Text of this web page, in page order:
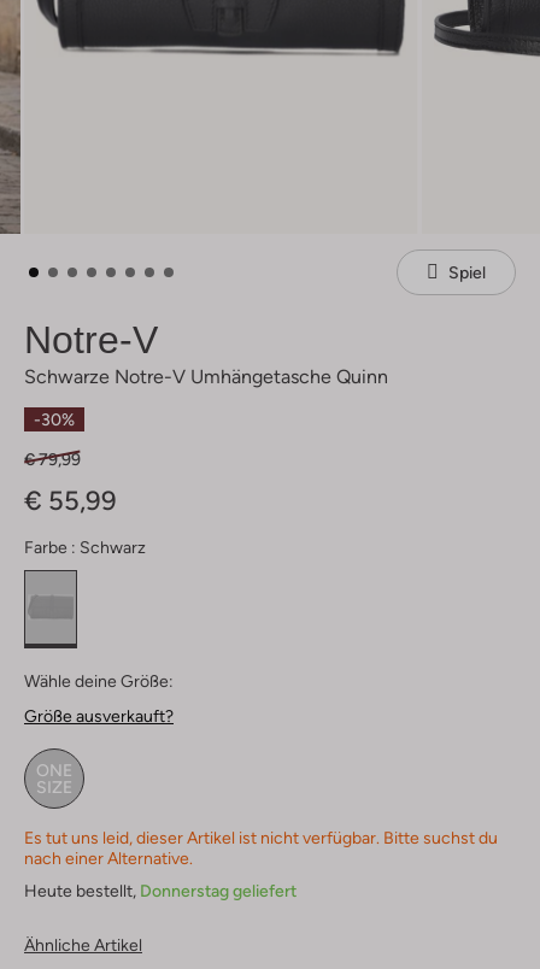
Spiel
Notre-V
Schwarze Notre-V Umhängetasche Quinn
-30%
€ 79,99
€ 55,99
Farbe : Schwarz
Wähle deine Größe:
Größe ausverkauft?
ONE
SIZE
Es tut uns leid, dieser Artikel ist nicht verfügbar. Bitte suchst du
nach einer Alternative.
Heute bestellt, Donnerstag geliefert
Ähnliche Artikel